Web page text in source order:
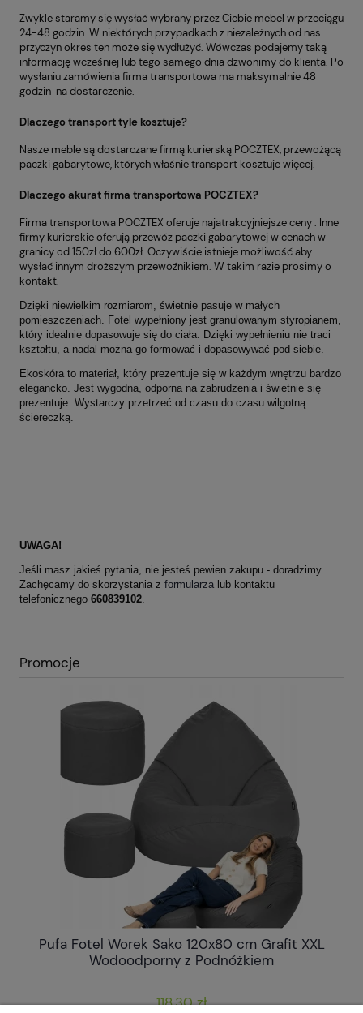
Zwykle staramy się wysłać wybrany przez Ciebie mebel w przeciągu
24-48 godzin. W niektórych przypadkach z niezależnych od nas
przyczyn okres ten może się wydłużyć. Wówczas podajemy taką
informację wcześniej lub tego samego dnia dzwonimy do klienta. Po
wysłaniu zamówienia firma transportowa ma maksymalnie 48
godzin na dostarczenie.
Dlaczego transport tyle kosztuje?
Nasze meble są dostarczane firmą kurierską POCZTEX, przewożącą
paczki gabarytowe, których właśnie transport kosztuje więcej.
Dlaczego akurat firma transportowa POCZTEX?
Firma transportowa POCZTEX oferuje najatrakcyjniejsze ceny . Inne
firmy kurierskie oferują przewóz paczki gabarytowej w cenach w
granicy od 150zł do 600zł. Oczywiście istnieje możliwość aby
wysłać innym droższym przewoźnikiem. W takim razie prosimy o
kontakt.
Dzięki niewielkim rozmiarom, świetnie pasuje w małych
pomieszczeniach. Fotel wypełniony jest granulowanym styropianem,
który idealnie dopasowuje się do ciała. Dzięki wypełnieniu nie traci
kształtu, a nadal można go formować i dopasowywać pod siebie.
Ekoskóra to materiał, który prezentuje się w każdym wnętrzu bardzo
elegancko. Jest wygodna, odporna na zabrudzenia i świetnie się
prezentuje. Wystarczy przetrzeć od czasu do czasu wilgotną
ściereczką.
UWAGA!
Jeśli masz jakieś pytania, nie jesteś pewien zakupu - doradzimy.
Zachęcamy do skorzystania z formularza lub kontaktu
telefonicznego 660839102.
Promocje
Pufa Fotel Worek Sako 120x80 cm Grafit XXL
Wodoodporny z Podnóżkiem
118,30 zł